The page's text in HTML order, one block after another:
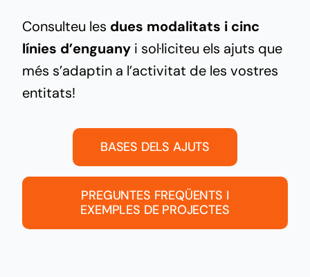
Consulteu les dues modalitats i cinc
línies d’enguanyi sol·liciteu els ajuts que
més s’adaptin a l’activitat de les vostres
entitats!
BASES DELS AJUTS
PREGUNTES FREQÜENTS I
EXEMPLES DE PROJECTES